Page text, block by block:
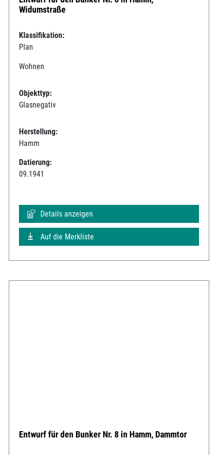
Widumstraße
Klassifikation:
Plan
Wohnen
Objekttyp:
Glasnegativ
Herstellung:
Hamm
Datierung:
09.1941
Details anzeigen
Auf die Merkliste
Entwurf für den Bunker Nr. 8 in Hamm, Dammtor